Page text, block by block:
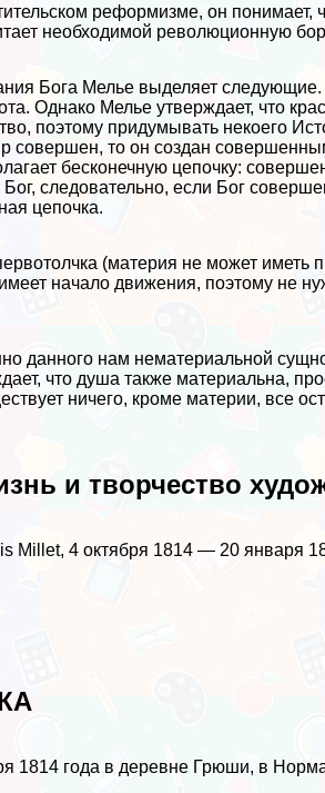
реформизме, он понимает,
необходимой революционную
Бога Мелье выделяет следующие.
Однако Мелье утверждает, что
поэтому придумывать некоего
совершен, то он создан
бесконечную цепочку:
следовательно, если Бог
цепочка.
(материя не может
начало движения, поэтому не
данного нам нематериальной
что душа также материальна,
ничего, кроме материи, все
и творчество
4 октября 1814 — 20 января
1814 года в деревне Грюши, в